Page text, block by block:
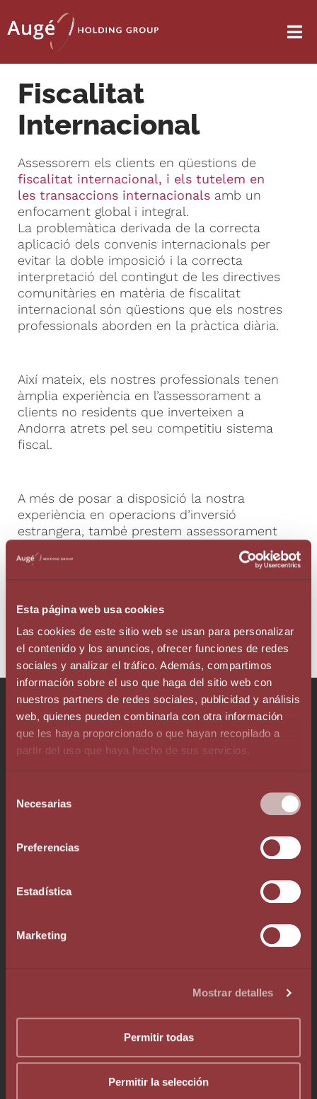
Esta página web usa cookies
Las cookies de este sitio web se usan para personalizar
el contenido y los anuncios, ofrecer funciones de redes
sociales y analizar el tráfico. Además, compartimos
información sobre el uso que haga del sitio web con
nuestros partners de redes sociales, publicidad y análisis
web, quienes pueden combinarla con otra información
que les haya proporcionado o que hayan recopilado a
partir del uso que haya hecho de sus servicios.
Necesarias
Preferencias
Estadística
Marketing
Mostrar detalles
Permitir todas
Permitir la selección
Fiscalitat
Internacional
Assessorem els clients en qüestions de
fiscalitat internacional, i els tutelem en
les transaccions internacionals amb un
enfocament global i integral.
La problemàtica derivada de la correcta
aplicació dels convenis internacionals per
evitar la doble imposició i la correcta
interpretació del contingut de les directives
comunitàries en matèria de fiscalitat
internacional són qüestions que els nostres
professionals aborden en la pràctica diària.
Així mateix, els nostres professionals tenen
àmplia experiència en l’assessorament a
clients no residents que inverteixen a
Andorra atrets pel seu competitiu sistema
fiscal.
A més de posar a disposició la nostra
experiència en operacions d’inversió
estrangera, també prestem assessorament
internacionalitzar l’activitat econòmica
mitjançant el disseny d’estructures
beneficiar-se d’un marc tributari eficient i
òptim, amb les màximes garanties
possibles.
Parla amb el nostre equip!
professionals?